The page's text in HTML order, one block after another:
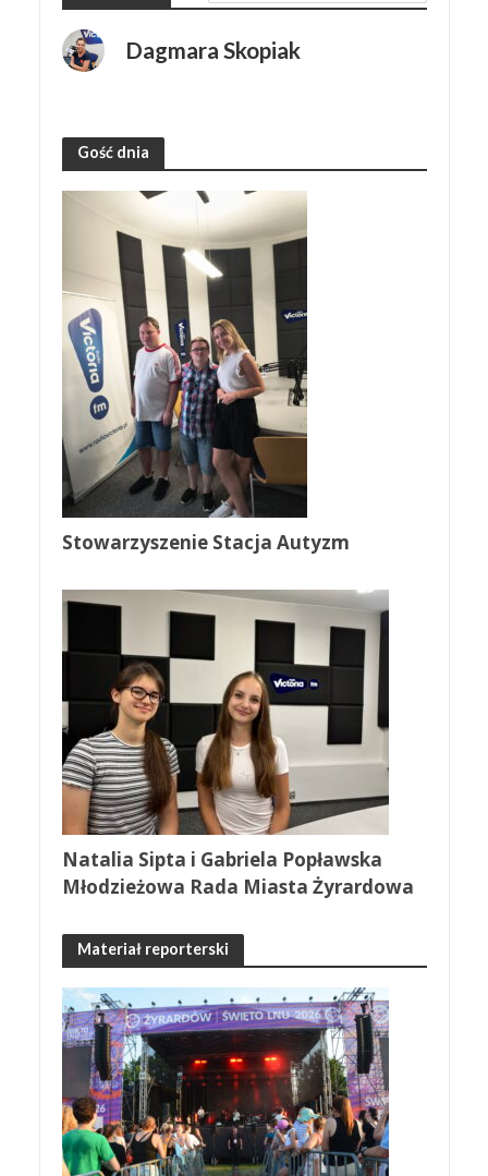
Dagmara Skopiak
Gość dnia
Stowarzyszenie Stacja Autyzm
Natalia Sipta i Gabriela Popławska
Młodzieżowa Rada Miasta Żyrardowa
Materiał reporterski